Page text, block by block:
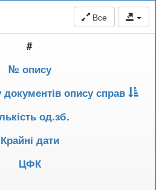
Все
#
№ опису
опису справ
од.зб.
Крайні дати
ЦФК